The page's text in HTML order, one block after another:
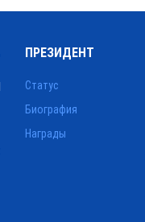
ПРЕЗИДЕНТ
Статус
Биография
Награды